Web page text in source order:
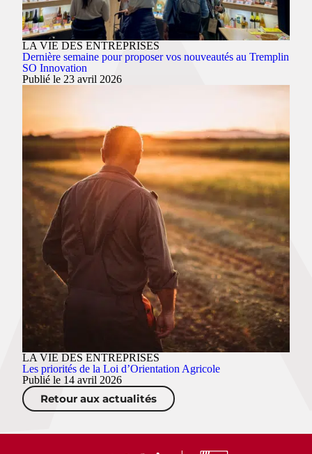
LA VIE DES ENTREPRISES
Dernière semaine pour proposer vos nouveautés au Tremplin
SO Innovation
Publié le 23 avril 2026
LA VIE DES ENTREPRISES
Les priorités de la Loi d’Orientation Agricole
Publié le 14 avril 2026
Retour aux actualités